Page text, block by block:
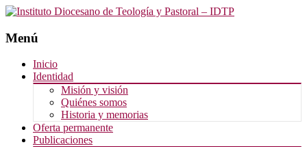
Menú
Saltar
contenido
Inicio
Identidad
Misión y visión
Quiénes somos
Historia y memorias
Oferta permanente
Publicaciones